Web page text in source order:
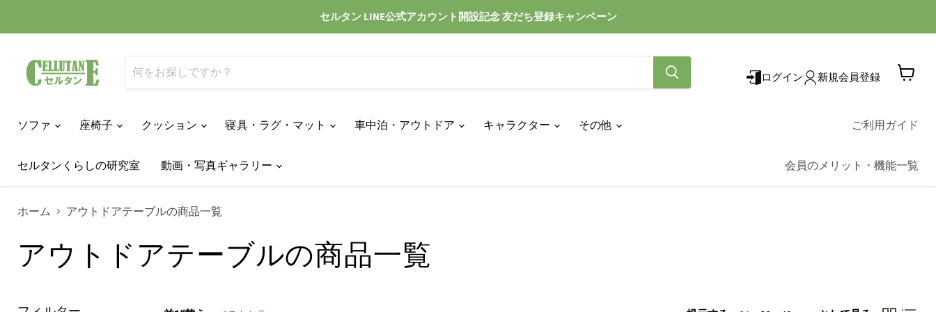
セルタン LINE公式アカウント開設記念 友だち登録キャンペーン
ログイン 新規会員登録
を
ソファ 座椅子 クッション 寝具・ラグ・マット 車中泊・アウトドア キャラクター その他
セルタンくらしの研究室 動画・写真ギャラリー
ご利用ガイド
会員のメリット・機能一覧
ホーム アウトドアテーブルの商品一覧
アウトドアテーブルの商品一覧